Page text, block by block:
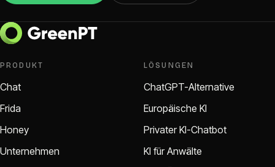
PRODUKT
Chat
Frida
Honey
Unternehmen
LÖSUNGEN
ChatGPT-Alternative
Europäische KI
Privater KI-Chatbot
KI für Anwälte